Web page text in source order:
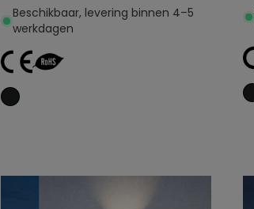
Beschikbaar, levering binnen 4–5
werkdagen